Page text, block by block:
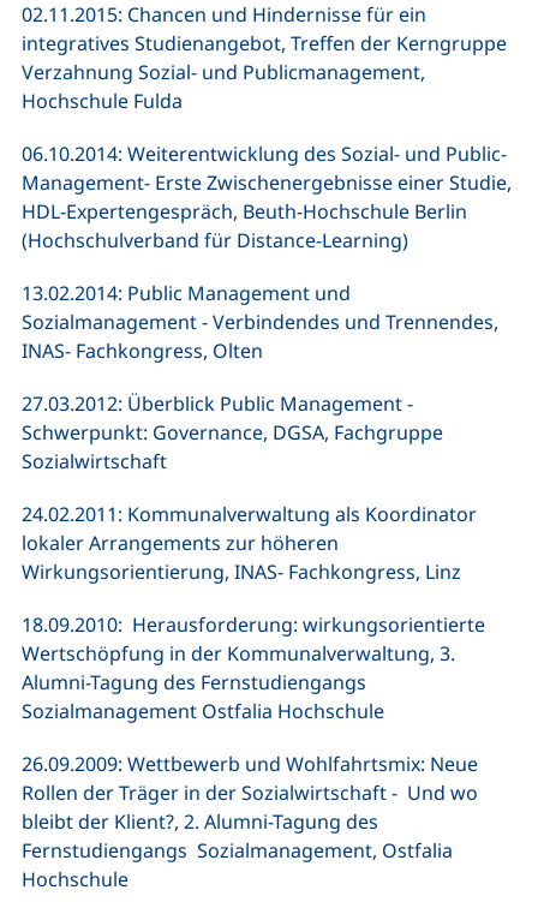
02.11.2015: Chancen und Hindernisse für ein
integratives Studienangebot, Treffen der Kerngruppe
Verzahnung Sozial- und Publicmanagement,
Hochschule Fulda
06.10.2014: Weiterentwicklung des Sozial- und Public-
Management- Erste Zwischenergebnisse einer Studie,
HDL-Expertengespräch, Beuth-Hochschule Berlin
(Hochschulverband für Distance-Learning)
13.02.2014: Public Management und
Sozialmanagement - Verbindendes und Trennendes,
INAS- Fachkongress, Olten
27.03.2012: Überblick Public Management -
Schwerpunkt: Governance, DGSA, Fachgruppe
Sozialwirtschaft
24.02.2011: Kommunalverwaltung als Koordinator
lokaler Arrangements zur höheren
Wirkungsorientierung, INAS- Fachkongress, Linz
18.09.2010: Herausforderung: wirkungsorientierte
Wertschöpfung in der Kommunalverwaltung, 3.
Alumni-Tagung des Fernstudiengangs
Sozialmanagement Ostfalia Hochschule
26.09.2009: Wettbewerb und Wohlfahrtsmix: Neue
Rollen der Träger in der Sozialwirtschaft - Und wo
bleibt der Klient?, 2. Alumni-Tagung des
Fernstudiengangs Sozialmanagement, Ostfalia
Hochschule